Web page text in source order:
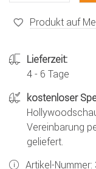
Produkt auf
Lieferzeit:
4 - 6 Tage
kostenloser
Vereinbarung
geliefert.
Artikel-Nummer: